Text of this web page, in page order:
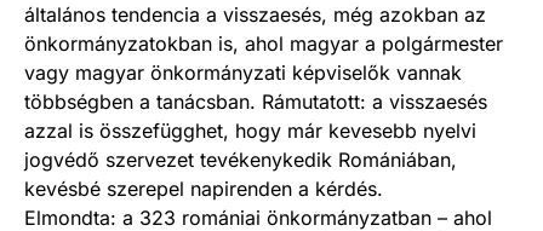
általános tendencia a visszaesés, még azokban az
önkormányzatokban is, ahol magyar a polgármester
vagy magyar önkormányzati képviselők vannak
többségben a tanácsban. Rámutatott: a visszaesés
azzal is összefügghet, hogy már kevesebb nyelvi
jogvédő szervezet tevékenykedik Romániában,
kevésbé szerepel napirenden a kérdés.
Elmondta: a 323 romániai önkormányzatban – ahol